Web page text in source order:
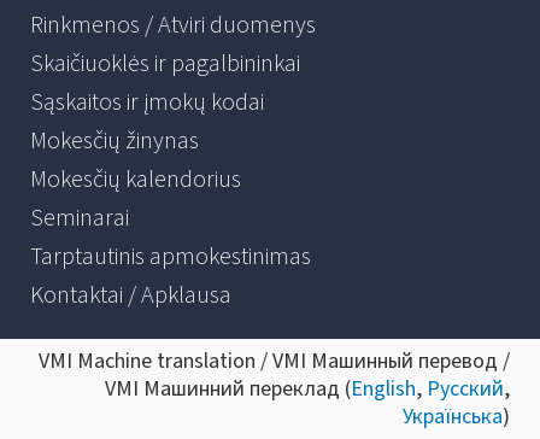
Rinkmenos / Atviri duomenys
Skaičiuoklės ir pagalbininkai
Sąskaitos ir įmokų kodai
Mokesčių žinynas
Mokesčių kalendorius
Seminarai
Tarptautinis apmokestinimas
Kontaktai / Apklausa
VMI Machine translation / VMI Машинный перевод /
VMI Машинний переклад (English, Русский,
Українська)